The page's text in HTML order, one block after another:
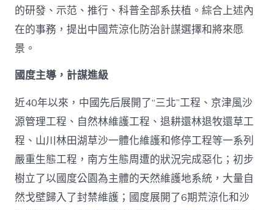
的研發、示范、推行、科普全部系扶植。綜合上述內
在的事務，提出中國荒涼化防治計謀選擇和將來愿
景。
國度主導，計謀進級
近40年以來，中國先后展開了“三北”工程、京津風沙
源管理工程、自然林維護工程、退耕還林退牧還草工
程、山川林田湖草沙一體化維護和修停工程等一系列
嚴重生態工程，南方生態周遭的狀況完成惡化；初步
樹立了以國度公園為主體的天然維護地系統，大量自
然戈壁歸入了封禁維護；國度展開了6期荒涼化和沙